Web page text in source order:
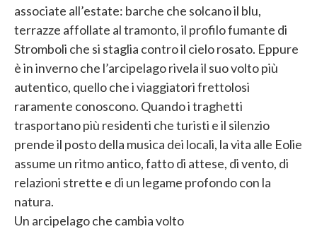
associate all’estate: barche che solcano il blu,
terrazze affollate al tramonto, il profilo fumante di
Stromboli che si staglia contro il cielo rosato. Eppure
è in inverno che l’arcipelago rivela il suo volto più
autentico, quello che i viaggiatori frettolosi
raramente conoscono. Quando i traghetti
trasportano più residenti che turisti e il silenzio
prende il posto della musica dei locali, la vita alle Eolie
assume un ritmo antico, fatto di attese, di vento, di
relazioni strette e di un legame profondo con la
natura.
Un arcipelago che cambia volto